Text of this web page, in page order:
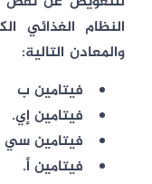
النظام الغذائي
والمعادن التالية:
فيتامين ب
فيتامين إي.
فيتامين سي
فيتامين أ.